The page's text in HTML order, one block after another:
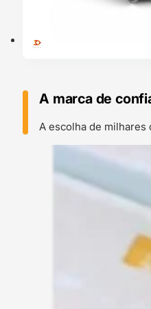
A marca de
A escolha de milhares